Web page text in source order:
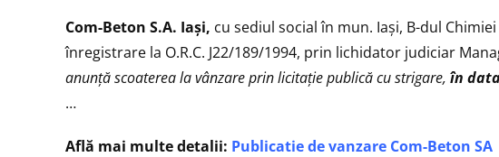
Com-Beton S.A. Iași, cu sediul social în mun. Iaşi, B-dul
înregistrare la O.R.C. J22/189/1994, prin lichidator judiciar
anunţă scoaterea la vânzare prin licitaţie publică cu strigare, în
…
Află mai multe detalii: Publicatie de vanzare Com-Beton SA